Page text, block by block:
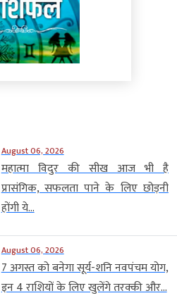
August 06, 2026
महात्मा विदुर की सीख आज भी है
प्रासंगिक, सफलता पाने के लिए छोड़नी
होंगी ये...
August 06, 2026
7 अगस्त को बनेगा सूर्य-शनि नवपंचम योग,
इन 4 राशियों के लिए खुलेंगे तरक्की और...